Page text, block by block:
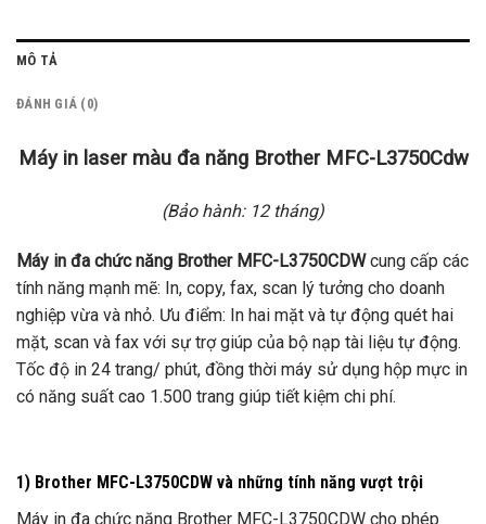
MÔ TẢ
ĐÁNH GIÁ (0)
Máy in laser màu đa năng Brother MFC-L3750Cdw
(Bảo hành: 12 tháng)
Máy in đa chức năng Brother MFC-L3750CDWcung cấp các
tính năng mạnh mẽ: In, copy, fax, scan lý tưởng cho doanh
nghiệp vừa và nhỏ. Ưu điểm: In hai mặt và tự động quét hai
mặt, scan và fax với sự trợ giúp của bộ nạp tài liệu tự động.
Tốc độ in 24 trang/ phút, đồng thời máy sử dụng hộp mực in
có năng suất cao 1.500 trang giúp tiết kiệm chi phí.
1) Brother MFC-L3750CDW và những tính năng vượt trội
Máy in đa chức năng Brother MFC-L3750CDW cho phép